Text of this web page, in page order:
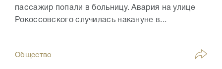
пассажир попали в больницу. Авария на улице
Рокоссовского случилась накануне в...
Общество